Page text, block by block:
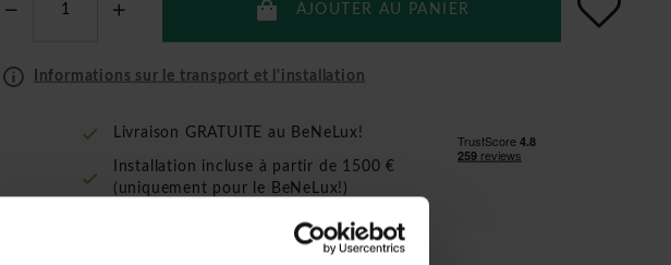
AJOUTER AU PANIER
Informations sur le transport et l'installation
Livraison GRATUITE au BeNeLux!
Installation incluse à partir de 1500 €
(uniquement pour le BeNeLux!)